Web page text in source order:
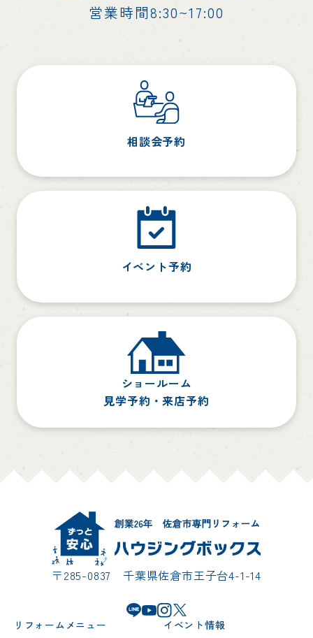
営業時間8:30~17:00
相談会予約
イベント予約
ショールーム
見学予約・来店予約
〒285-0837 千葉県佐倉市王子台4-1-14
リフォームメニュー
イベント情報